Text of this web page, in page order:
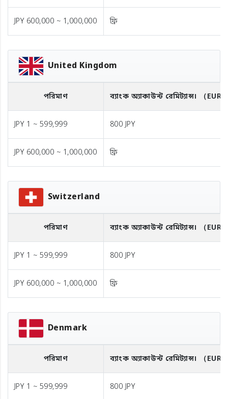
JPY 600,000 ~ 1,000,000 ফ্রি
United Kingdom
পরিমাণ ব্যাংক অ্যাকাউন্ট রেমিট্যান্স। （EUR
JPY 1 ~ 599,999 800 JPY
JPY 600,000 ~ 1,000,000 ফ্রি
Switzerland
পরিমাণ ব্যাংক অ্যাকাউন্ট রেমিট্যান্স। （EUR
JPY 1 ~ 599,999 800 JPY
JPY 600,000 ~ 1,000,000 ফ্রি
Denmark
পরিমাণ ব্যাংক অ্যাকাউন্ট রেমিট্যান্স। （EUR
JPY 1 ~ 599,999 800 JPY